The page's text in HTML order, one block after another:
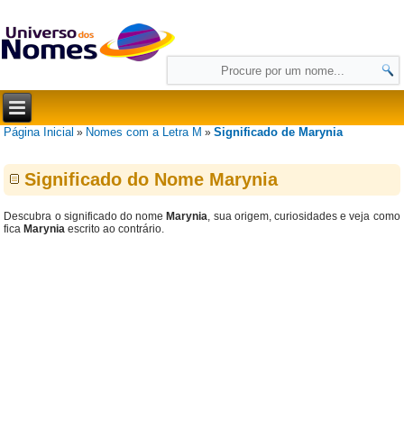
Página Inicial » Nomes com a Letra M »Significado de Marynia
Significado do Nome Marynia
Descubra o significado do nome Marynia, sua origem, curiosidades e veja como
fica Marynia escrito ao contrário.